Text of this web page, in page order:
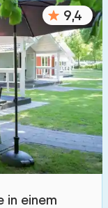
9,4
in einem